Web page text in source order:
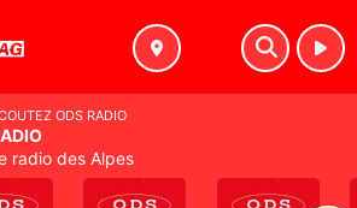
ODS RADIO
radio des Alpes